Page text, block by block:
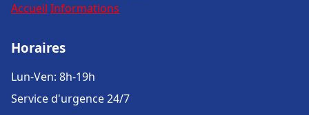
Accueil Informations
Horaires
Lun-Ven: 8h-19h
Service d'urgence 24/7